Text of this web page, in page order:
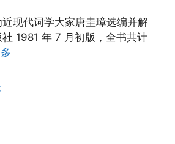
近现代词学大家唐圭璋选编并解
1981 年 7 月初版，全书共计